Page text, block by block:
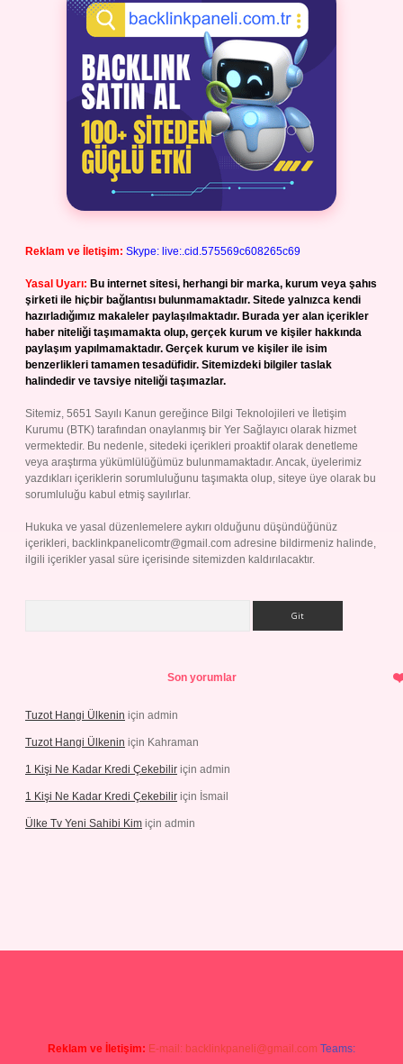
Reklam ve İletişim: Skype: live:.cid.575569c608265c69
Yasal Uyarı: Bu internet sitesi, herhangi bir marka, kurum veya şahıs
şirketi ile hiçbir bağlantısı bulunmamaktadır. Sitede yalnızca kendi
hazırladığımız makaleler paylaşılmaktadır. Burada yer alan içerikler
haber niteliği taşımamakta olup, gerçek kurum ve kişiler hakkında
paylaşım yapılmamaktadır. Gerçek kurum ve kişiler ile isim
benzerlikleri tamamen tesadüfidir. Sitemizdeki bilgiler taslak
halindedir ve tavsiye niteliği taşımazlar.
Sitemiz, 5651 Sayılı Kanun gereğince Bilgi Teknolojileri ve İletişim
Kurumu (BTK) tarafından onaylanmış bir Yer Sağlayıcı olarak hizmet
vermektedir. Bu nedenle, sitedeki içerikleri proaktif olarak denetleme
veya araştırma yükümlülüğümüz bulunmamaktadır. Ancak, üyelerimiz
yazdıkları içeriklerin sorumluluğunu taşımakta olup, siteye üye olarak bu
sorumluluğu kabul etmiş sayılırlar.
Hukuka ve yasal düzenlemelere aykırı olduğunu düşündüğünüz
içerikleri, backlinkpanelicomtr@gmail.com adresine bildirmeniz halinde,
ilgili içerikler yasal süre içerisinde sitemizden kaldırılacaktır.
Son yorumlar
Tuzot Hangi Ülkenin için admin
Tuzot Hangi Ülkenin için Kahraman
1 Kişi Ne Kadar Kredi Çekebilir için admin
1 Kişi Ne Kadar Kredi Çekebilir için İsmail
Ülke Tv Yeni Sahibi Kim için admin
Reklam ve İletişim: E-mail: backlinkpaneli@gmail.com Teams: